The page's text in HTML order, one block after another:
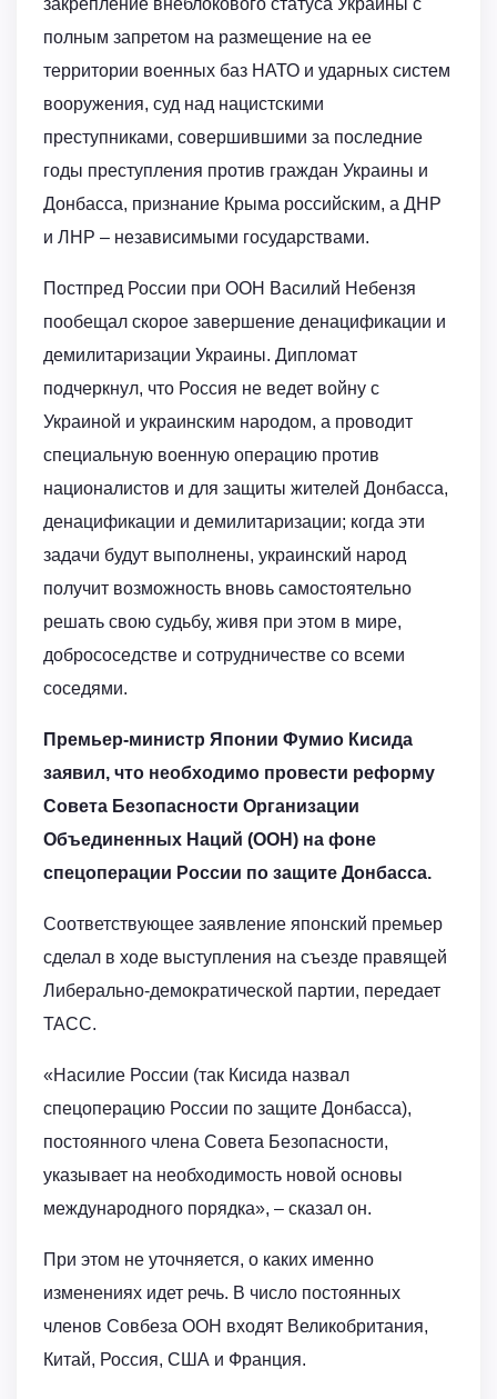
полным запретом на размещение на ее
территории военных баз НАТО и ударных систем
вооружения, суд над нацистскими
преступниками, совершившими за последние
годы преступления против граждан Украины и
Донбасса, признание Крыма российским, а ДНР
и ЛНР – независимыми государствами.
Постпред России при ООН Василий Небензя
пообещал скорое завершение денацификации и
демилитаризации Украины. Дипломат
подчеркнул, что Россия не ведет войну с
Украиной и украинским народом, а проводит
специальную военную операцию против
националистов и для защиты жителей Донбасса,
денацификации и демилитаризации; когда эти
задачи будут выполнены, украинский народ
получит возможность вновь самостоятельно
решать свою судьбу, живя при этом в мире,
добрососедстве и сотрудничестве со всеми
соседями.
Премьер-министр Японии Фумио Кисида
заявил, что необходимо провести реформу
Совета Безопасности Организации
Объединенных Наций (ООН) на фоне
спецоперации России по защите Донбасса.
Соответствующее заявление японский премьер
сделал в ходе выступления на съезде правящей
Либерально-демократической партии, передает
ТАСС.
«Насилие России (так Кисида назвал
спецоперацию России по защите Донбасса),
постоянного члена Совета Безопасности,
указывает на необходимость новой основы
международного порядка», – сказал он.
При этом не уточняется, о каких именно
изменениях идет речь. В число постоянных
членов Совбеза ООН входят Великобритания,
Китай, Россия, США и Франция.